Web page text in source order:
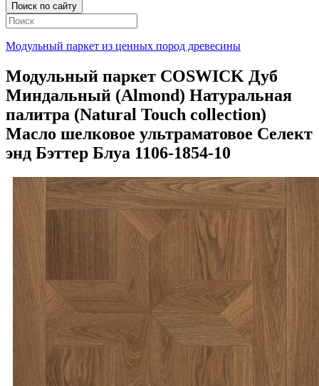
Поиск по сайту
Модульный паркет из ценных пород древесины
Модульный паркет COSWICK Дуб
Миндальный (Almond) Натуральная
палитра (Natural Touch collection)
Масло шелковое ультраматовое Селект
энд Бэттер Блуа 1106-1854-10